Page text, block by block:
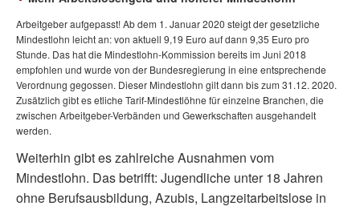
Arbeitgeber aufgepasst! Ab dem 1. Januar 2020 steigt der gesetzliche
Mindestlohn leicht an: von aktuell 9,19 Euro auf dann 9,35 Euro pro
Stunde. Das hat die Mindestlohn-Kommission bereits im Juni 2018
empfohlen und wurde von der Bundesregierung in eine entsprechende
Verordnung gegossen. Dieser Mindestlohn gilt dann bis zum 31.12. 2020.
Zusätzlich gibt es etliche Tarif-Mindestlöhne für einzelne Branchen, die
zwischen Arbeitgeber-Verbänden und Gewerkschaften ausgehandelt
werden.
Weiterhin gibt es zahlreiche Ausnahmen vom
Mindestlohn. Das betrifft: Jugendliche unter 18 Jahren
ohne Berufsausbildung, Azubis, Langzeitarbeitslose in